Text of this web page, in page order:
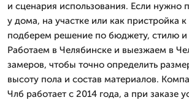
и сценария использования. Если нужно
у дома, на участке или как пристройка
подберем решение по бюджету, стилю и
Работаем в Челябинске и выезжаем в
замеров, чтобы точно определить
высоту пола и состав материалов.
Члб работает с 2014 года, а при заказе